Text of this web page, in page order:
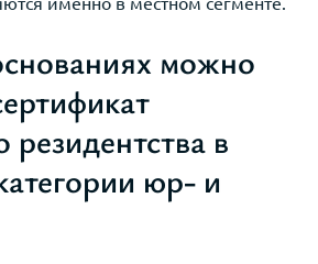
можно
резидентства в
юр- и